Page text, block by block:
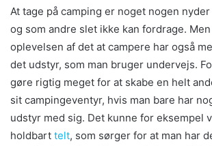
At tage på camping er noget nogen
og som andre slet ikke kan fordrage.
oplevelsen af det at campere har også
det udstyr, som man bruger undervejs.
gøre rigtig meget for at skabe en helt
sit campingeventyr, hvis man bare har
udstyr med sig. Det kunne for eksempel
holdbart telt, som sørger for at man har